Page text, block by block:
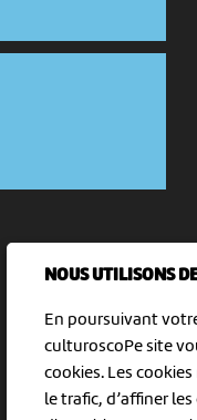
NOUS UTILISONS
En poursuivant
culturoscoPe site
cookies. Les
le trafic, d’affiner